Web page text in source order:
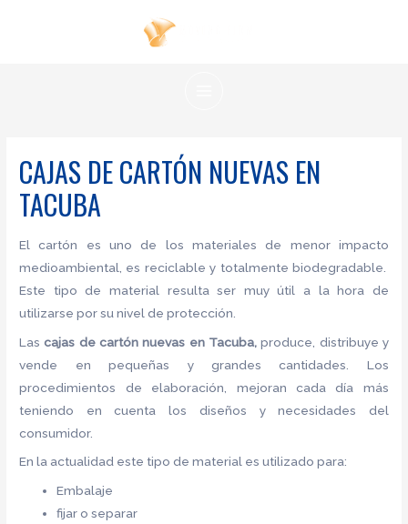
CAJAS DE CARTÓN NUEVAS EN
TACUBA
El cartón es uno de los materiales de menor impacto
medioambiental, es reciclable y totalmente biodegradable.
Este tipo de material resulta ser muy útil a la hora de
utilizarse por su nivel de protección.
Las cajas decartón nuevas en Tacuba,produce, distribuye y
vende en pequeñas y grandes cantidades. Los
procedimientos de elaboración, mejoran cada día más
teniendo en cuenta los diseños y necesidades del
consumidor.
En la actualidad este tipo de material es utilizado para:
Embalaje
fijar o separar